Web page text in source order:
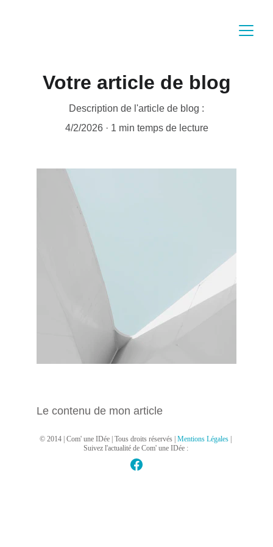
Votre article de blog
Description de l'article de blog :
4/2/2026
1 min temps de lecture
Le contenu de mon article
© 2014 | Com' une IDée | Tous droits réservés | Mentions Légales
Suivez l'actualité de Com' une IDée :